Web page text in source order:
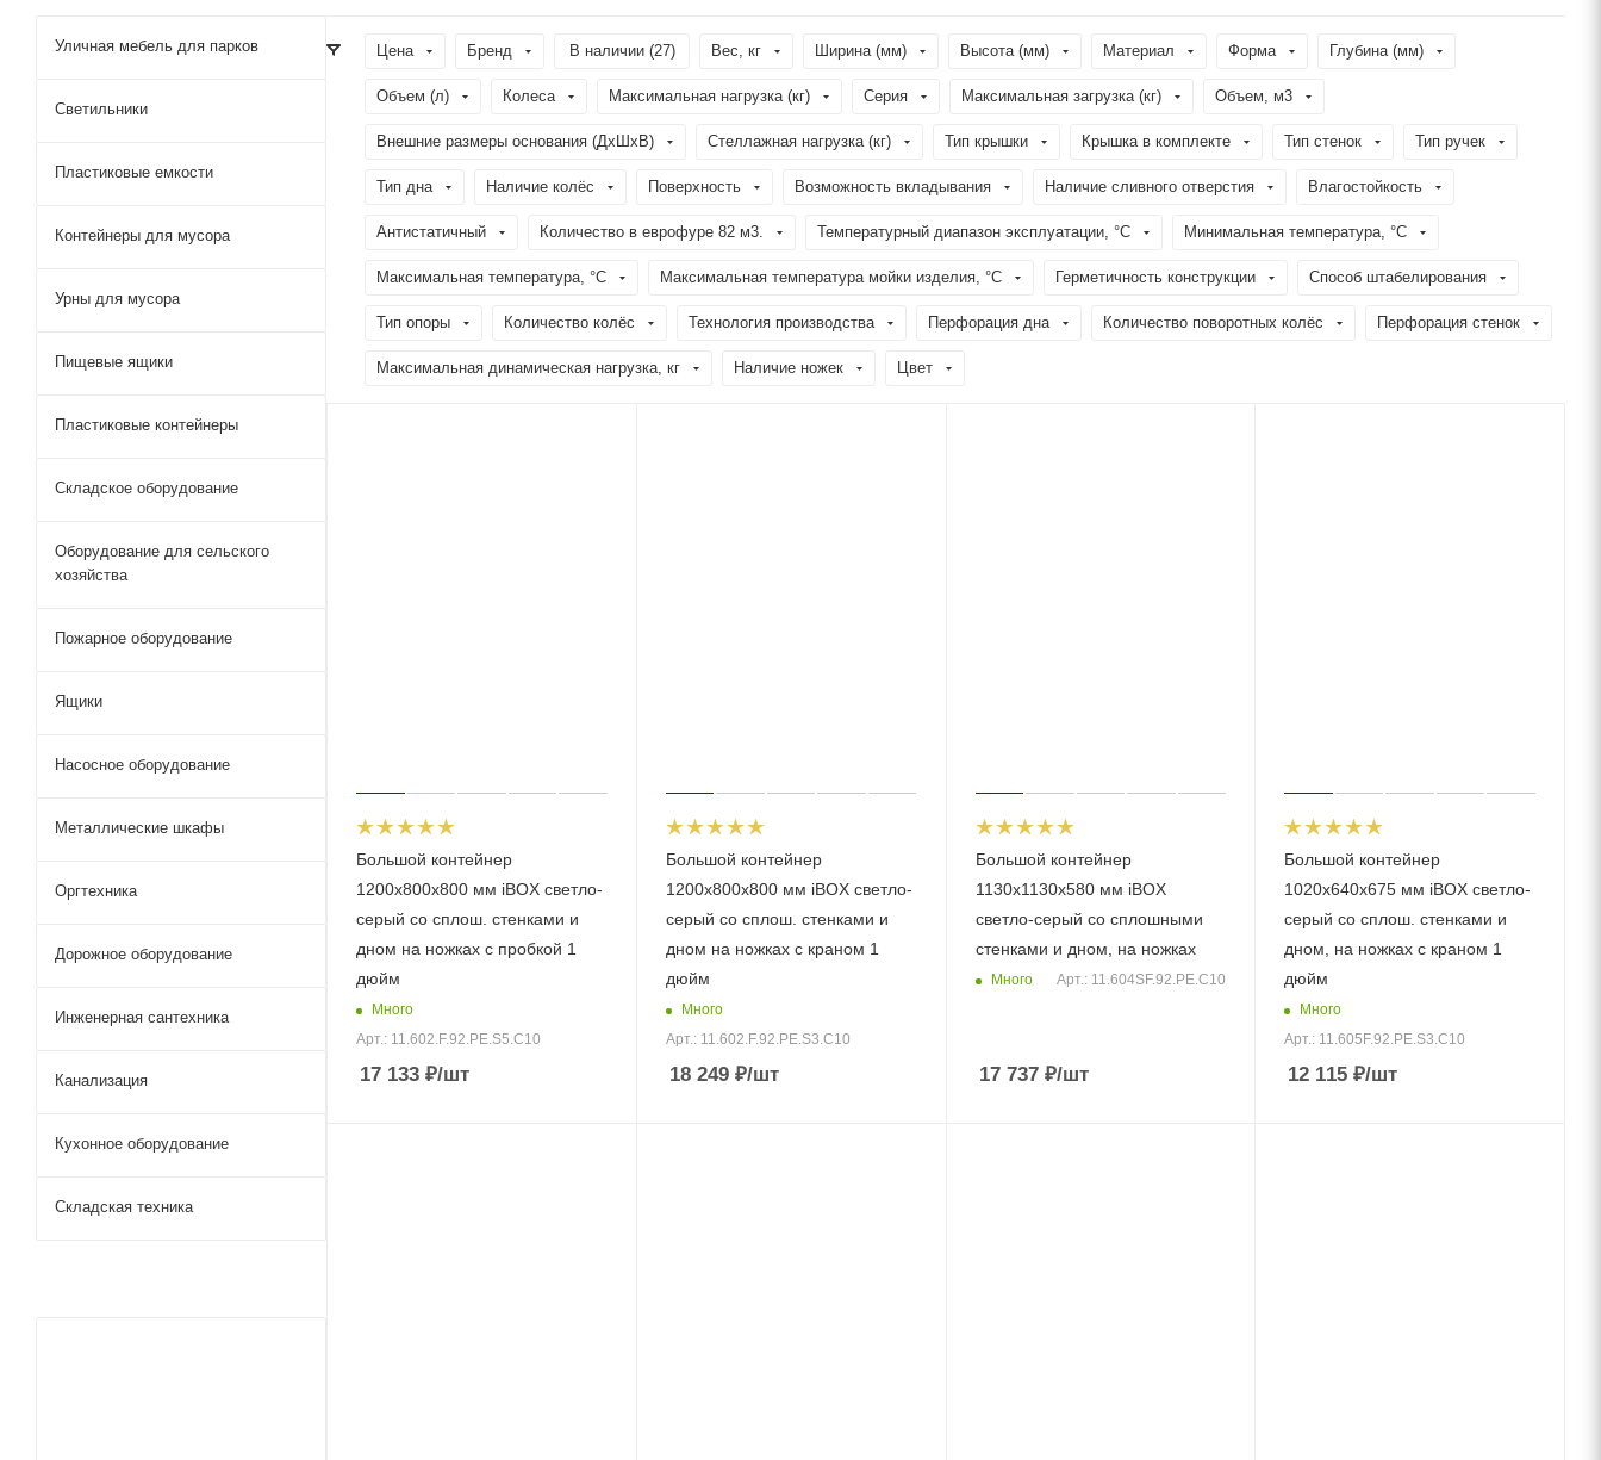
Цена Бренд В наличии (27) Вес, кг Ширина (мм) Высота (мм) Материал Форма Глубина (мм)
Объем (л) Колеса Максимальная нагрузка (кг) Серия Максимальная загрузка (кг) Объем, м3
Внешние размеры основания (ДхШхВ) Стеллажная нагрузка (кг) Тип крышки Крышка в комплекте Тип стенок Тип ручек
Тип дна Наличие колёс Поверхность Возможность вкладывания Наличие сливного отверстия Влагостойкость
Антистатичный Количество в еврофуре 82 м3. Температурный диапазон эксплуатации, °C Минимальная температура, °C
Максимальная температура, °C Максимальная температура мойки изделия, °C Герметичность конструкции Способ штабелирования
Тип опоры Количество колёс Технология производства Перфорация дна Количество поворотных колёс Перфорация стенок
Максимальная динамическая нагрузка, кг Наличие ножек Цвет
Большой контейнер
1200х800х800 мм iBOX светло-
серый со сплош. стенками и
дном на ножках с пробкой 1
дюйм
Много
Арт.: 11.602.F.92.РЕ.S5.С10
17 133 ₽/шт
Большой контейнер
1200х800х800 мм iBOX светло-
серый со сплош. стенками и
дном на ножках с краном 1
дюйм
Много
Арт.: 11.602.F.92.РЕ.S3.С10
18 249₽/шт
Большой контейнер
1130x1130x580 мм iBOX
светло-серый со сплошными
стенками и дном, на ножках
Много Арт.: 11.604SF.92.РЕ.С10
17 737₽/шт
Большой контейнер
1020х640х675 мм iBOX светло-
серый со сплош. стенками и
дном, на ножках с краном 1
дюйм
Много
Арт.: 11.605F.92.PE.S3.C10
12 115 ₽/шт
Уличная мебель для парков
Светильники
Пластиковые емкости
Контейнеры для мусора
Урны для мусора
Пищевые ящики
Пластиковые контейнеры
Складское оборудование
Оборудование для сельского
хозяйства
Пожарное оборудование
Ящики
Насосное оборудование
Металлические шкафы
Оргтехника
Дорожное оборудование
Инженерная сантехника
Канализация
Кухонное оборудование
Складская техника